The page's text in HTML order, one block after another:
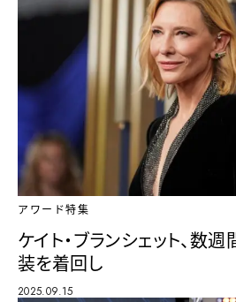
アワード特集
ケイト・ブランシェット、数
装を着回し
2025.09.15